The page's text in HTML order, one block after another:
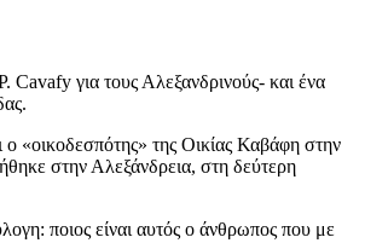
Cavafy για τους Αλεξανδρινούς- και ένα
«οικοδεσπότης» της Οικίας Καβάφη στην
στην Αλεξάνδρεια, στη δεύτερη
ποιος είναι αυτός ο άνθρωπος που με